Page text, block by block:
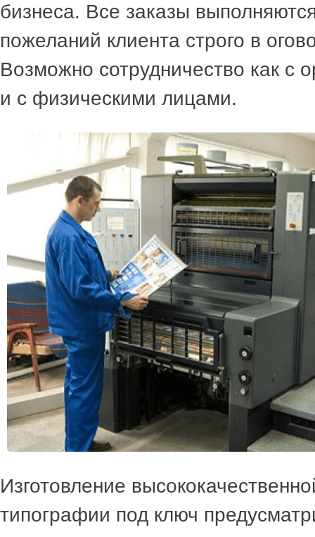
бизнеса. Все заказы
пожеланий клиента строго в
Возможно сотрудничество как с
и с физическими лицами.
Изготовление
типографии под ключ